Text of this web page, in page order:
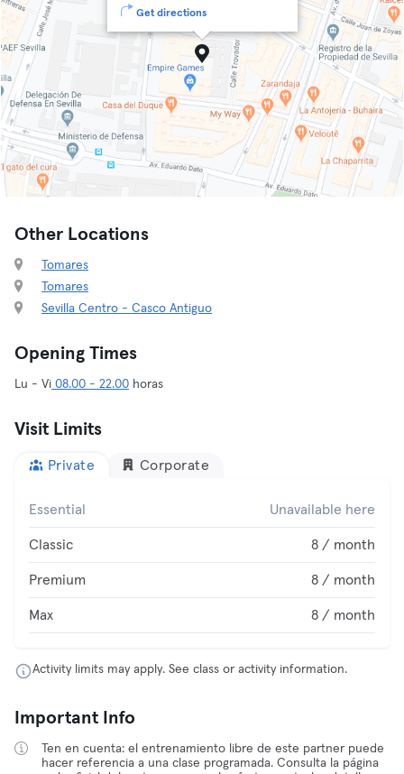
Get directions
Other Locations
Tomares
Tomares
Sevilla Centro - Casco Antiguo
Opening Times
Lu - Vi 08.00 - 22.00 horas
Visit Limits
Private Corporate
Essential Unavailable here
Classic 8 / month
Premium 8 / month
Max 8 / month
Activity limits may apply. See class or activity information.
Important Info
Ten en cuenta: el entrenamiento libre de este partner puede
hacer referencia a una clase programada. Consulta la página